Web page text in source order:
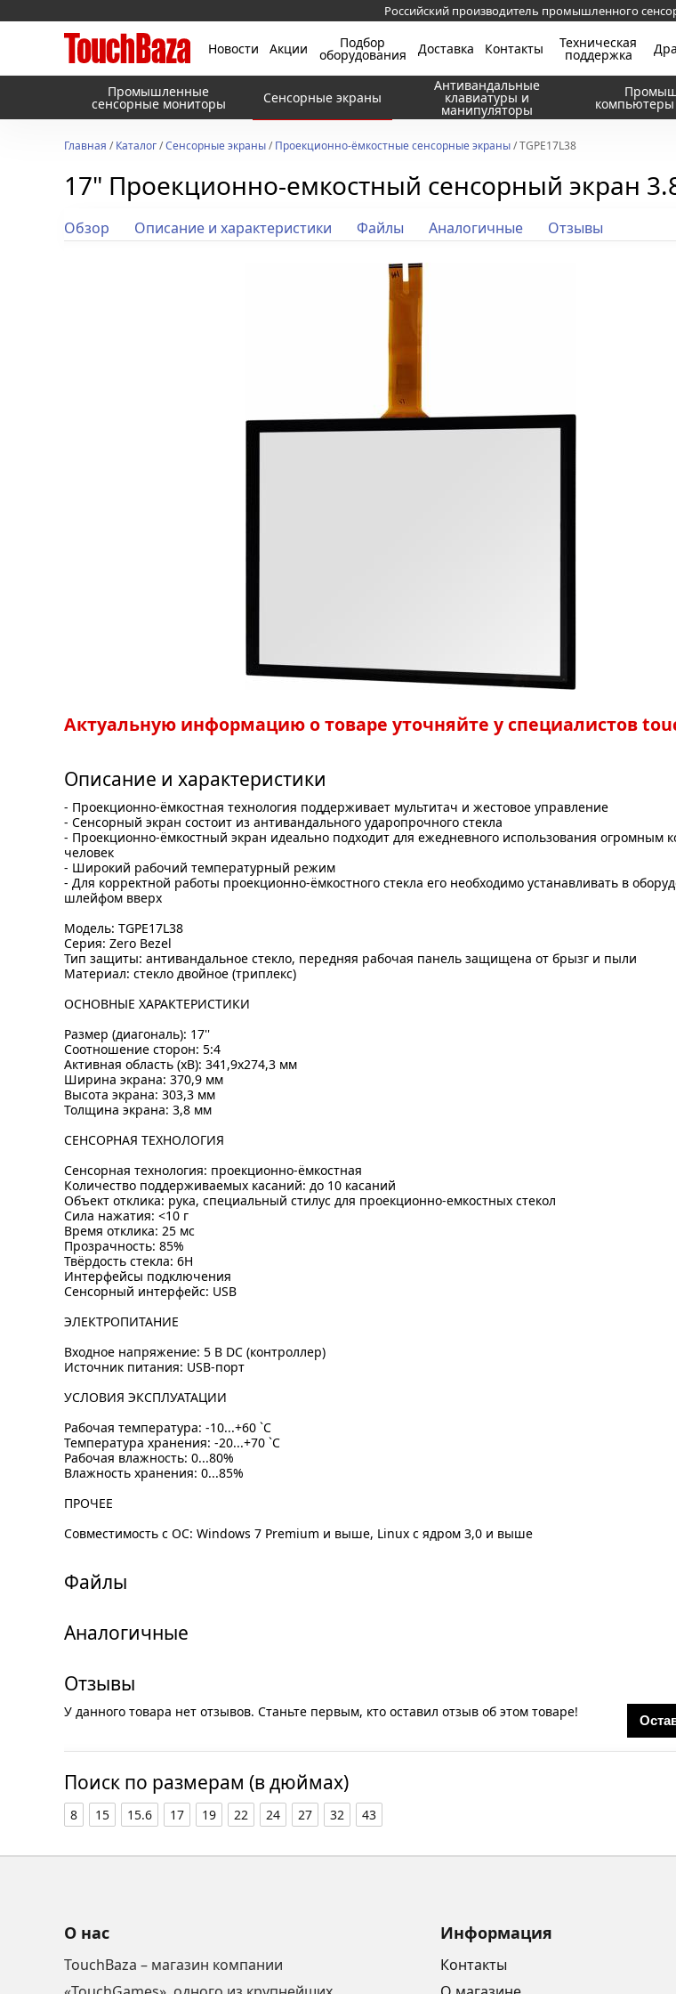
Российский производитель промышленного
Новости Акции Подбор
оборудования Доставка Контакты Техническая
поддержка
Промышленные
сенсорные мониторы Сенсорные экраны
Антивандальные
клавиатуры и
манипуляторы
Главная /Каталог/Сенсорные экраны/Проекционно-ёмкостные сенсорные экраны/ TGPE17L38
17" Проекционно-емкостный сенсорный экран
Обзор Описание и характеристики Файлы Аналогичные Отзывы
Актуальную информацию о товаре уточняйте у специалистов
Описание и характеристики
- Проекционно-ёмкостная технология поддерживает мультитач и жестовое управление
- Сенсорный экран состоит из антивандального ударопрочного стекла
- Проекционно-ёмкостный экран идеально подходит для ежедневного использования огромным
человек
- Широкий рабочий температурный режим
- Для корректной работы проекционно-ёмкостного стекла его необходимо устанавливать в
шлейфом вверх
Модель: TGPE17L38
Серия: Zero Bezel
Тип защиты: антивандальное стекло, передняя рабочая панель защищена от брызг и пыли
Материал: стекло двойное (триплекс)
ОСНОВНЫЕ ХАРАКТЕРИСТИКИ
Размер (диагональ): 17''
Соотношение сторон: 5:4
Активная область (xВ): 341,9x274,3 мм
Ширина экрана: 370,9 мм
Высота экрана: 303,3 мм
Толщина экрана: 3,8 мм
СЕНСОРНАЯ ТЕХНОЛОГИЯ
Сенсорная технология: проекционно-ёмкостная
Количество поддерживаемых касаний: до 10 касаний
Объект отклика: рука, специальный стилус для проекционно-емкостных стекол
Сила нажатия: <10 г
Время отклика: 25 мс
Прозрачность: 85%
Твёрдость стекла: 6H
Интерфейсы подключения
Сенсорный интерфейс: USB
ЭЛЕКТРОПИТАНИЕ
Входное напряжение: 5 В DC (контроллер)
Источник питания: USB-порт
УСЛОВИЯ ЭКСПЛУАТАЦИИ
Рабочая температура: -10...+60 `C
Температура хранения: -20...+70 `C
Рабочая влажность: 0...80%
Влажность хранения: 0...85%
ПРОЧЕЕ
Совместимость с ОС: Windows 7 Premium и выше, Linux с ядром 3,0 и выше
Файлы
Аналогичные
Отзывы
У данного товара нет отзывов. Станьте первым, кто оставил отзыв об этом товаре!
Поиск по размерам (в дюймах)
8 15 15.6 17 19 22 24 27 32 43
О нас
TouchBaza – магазин компании
Информация
Контакты